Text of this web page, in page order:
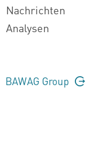
Nachrichten
Analysen
BAWAG Group